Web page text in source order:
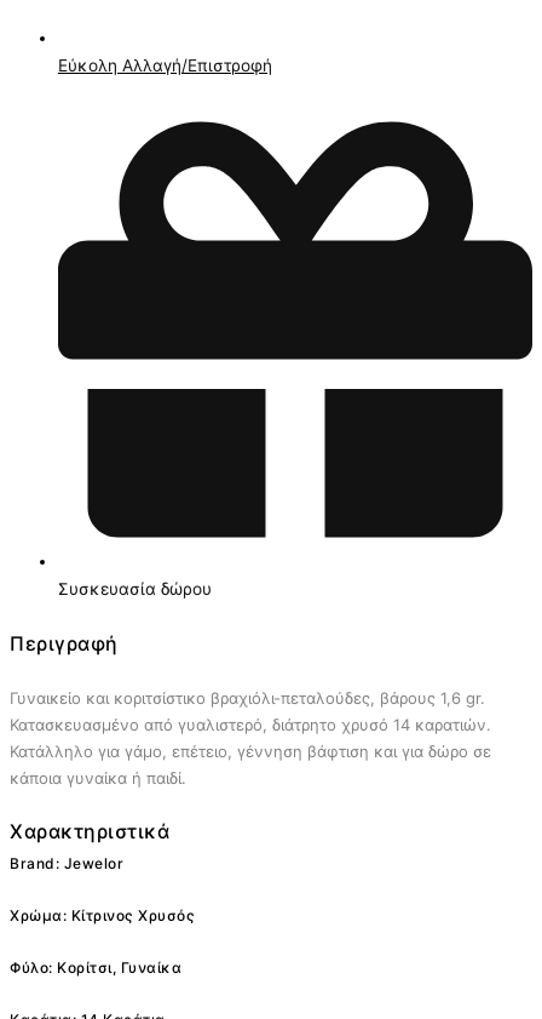
Εύκολη Αλλαγή/Επιστροφή
Συσκευασία δώρου
Περιγραφή
Γυναικείο και κοριτσίστικο βραχιόλι-πεταλούδες, βάρους 1,6 gr.
Κατασκευασμένο από γυαλιστερό, διάτρητο χρυσό 14 καρατιών.
Κατάλληλο για γάμο, επέτειο, γέννηση βάφτιση και για δώρο σε
κάποια γυναίκα ή παιδί.
Χαρακτηριστικά
Brand: Jewelor
Χρώμα: Κίτρινος Χρυσός
Φύλο: Κορίτσι, Γυναίκα